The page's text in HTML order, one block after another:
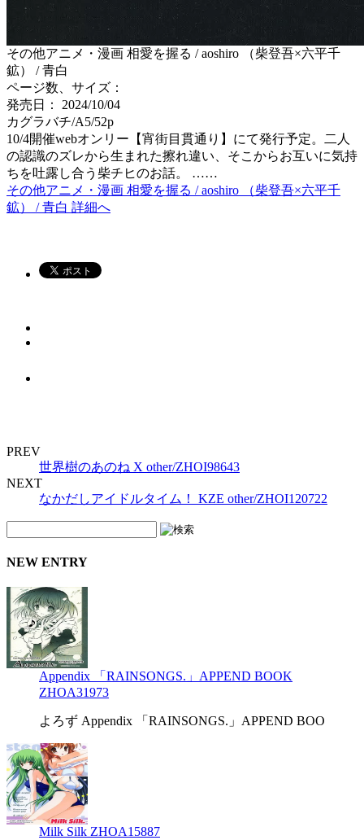
その他アニメ・漫画 相愛を握る / aoshiro （柴登吾×六平千
鉱） / 青白
ページ数、サイズ：
発売日： 2024/10/04
カグラバチ/A5/52p
10/4開催webオンリー【宵街目貫通り】にて発行予定。二人
の認識のズレから生まれた擦れ違い、そこからお互いに気持
ちを吐露し合う柴チヒのお話。 ……
その他アニメ・漫画 相愛を握る / aoshiro （柴登吾×六平千
鉱） / 青白 詳細へ
PREV
世界樹のあのね X other/ZHOI98643
NEXT
なかだしアイドルタイム！ KZE other/ZHOI120722
NEW ENTRY
Appendix 「RAINSONGS.」APPEND BOOK
ZHOA31973
よろず Appendix 「RAINSONGS.」APPEND BOO
Milk Silk ZHOA15887